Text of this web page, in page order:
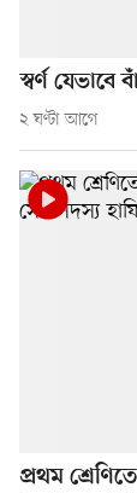
স্বর্ণ যেভাবে
২ ঘণ্টা আগে
প্রথম